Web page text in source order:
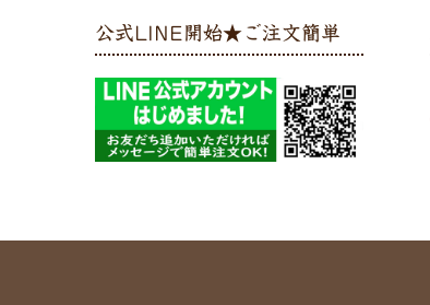
公式LINE開始★ご注文簡単